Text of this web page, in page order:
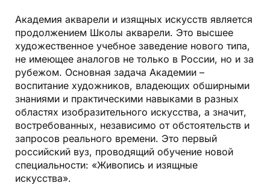
Академия акварели и изящных искусств является
продолжением Школы акварели. Это высшее
художественное учебное заведение нового типа,
не имеющее аналогов не только в России, но и за
рубежом. Основная задача Академии –
воспитание художников, владеющих обширными
знаниями и практическими навыками в разных
областях изобразительного искусства, а значит,
востребованных, независимо от обстоятельств и
запросов реального времени. Это первый
российский вуз, проводящий обучение новой
специальности: «Живопись и изящные
искусства».